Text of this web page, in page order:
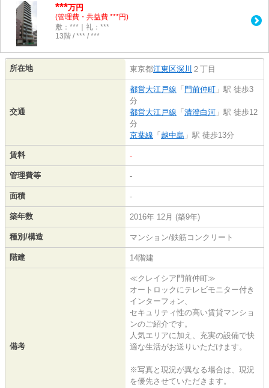
***万円
(管理費・共益費 ***円)
敷：***｜礼：***
13階 / *** / ***
所在地 東京都江東区深川 ２丁目
交通
都営大江戸線 「 門前仲町 」駅 徒歩3
分
都営大江戸線 「 清澄白河 」駅 徒歩12
分
京葉線 「 越中島 」駅 徒歩13分
賃料 -
管理費等 -
面積 -
築年数 2016年 12月 (築9年)
種別/構造 マンション/鉄筋コンクリート
階建 14階建
備考
≪クレイシア門前仲町≫
オートロックにテレビモニター付き
インターフォン、
セキュリティ性の高い賃貸マンショ
ンのご紹介です。
人気エリアに加え、充実の設備で快
適な生活がお送りいただけます。
※写真と現況が異なる場合は、現況
を優先させていただきます。